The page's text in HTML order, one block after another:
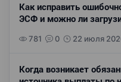
Как исправить
ЭСФ и можно ли
781 0 22 июля
Когда возникает